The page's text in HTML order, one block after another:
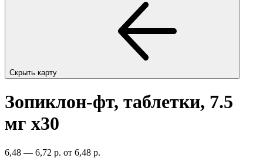
Скрыть карту
Зопиклон-фт, таблетки, 7.5
мг x30
6,48 — 6,72 р. от 6,48 р.